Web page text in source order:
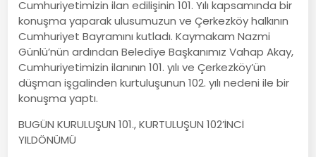
Cumhuriyetimizin ilan edilişinin 101. Yılı kapsamında bir
konuşma yaparak ulusumuzun ve Çerkezköy halkının
Cumhuriyet Bayramını kutladı. Kaymakam Nazmi
Günlü’nün ardından Belediye Başkanımız Vahap Akay,
Cumhuriyetimizin ilanının 101. yılı ve Çerkezköy’ün
düşman işgalinden kurtuluşunun 102. yılı nedeni ile bir
konuşma yaptı.
BUGÜN KURULUŞUN 101., KURTULUŞUN 102’İNCİ
YILDÖNÜMÜ